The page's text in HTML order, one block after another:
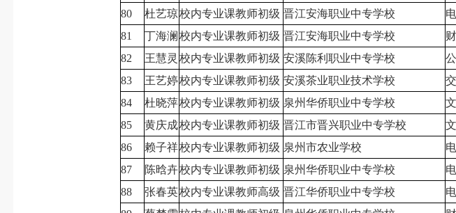
80
杜艺琼校内专业课教师初级 晋江安海职业中专学校
81
丁海澜 校内专业课教师初级 晋江安海职业中专学校
82
王慧灵 校内专业课教师初级 安溪陈利职业中专学校
83
王艺婷校内专业课教师初级 安溪茶业职业技术学校
84
杜晓萍校内专业课教师初级 泉州华侨职业中专学校
85
黄庆成校内专业课教师初级 晋江市晋兴职业中专学校
86
赖子祥校内专业课教师初级 泉州市农业学校
87
陈晗卉校内专业课教师初级 泉州华侨职业中专学校
88
张春英校内专业课教师高级 晋江华侨职业中专学校